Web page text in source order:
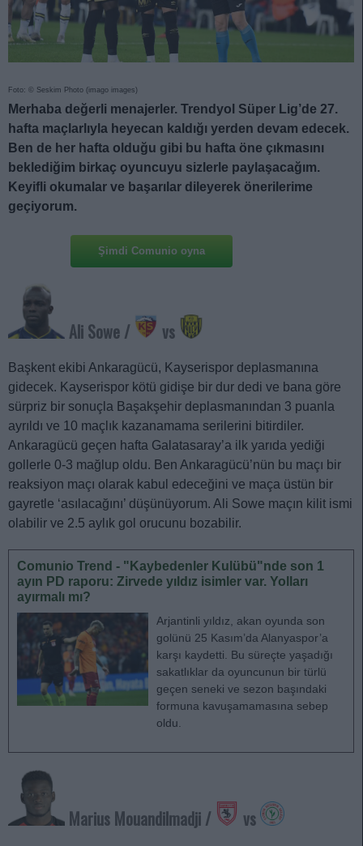
Foto: © Seskim Photo (imago images)
Merhaba değerli menajerler. Trendyol Süper Lig’de 27.
hafta maçlarlıyla heyecan kaldığı yerden devam edecek.
Ben de her hafta olduğu gibi bu hafta öne çıkmasını
beklediğim birkaç oyuncuyu sizlerle paylaşacağım.
Keyifli okumalar ve başarılar dileyerek önerilerime
geçiyorum.
Şimdi Comunio oyna
Ali Sowe / vs
Başkent ekibi Ankaragücü, Kayserispor deplasmanına
gidecek. Kayserispor kötü gidişe bir dur dedi ve bana göre
sürpriz bir sonuçla Başakşehir deplasmanından 3 puanla
ayrıldı ve 10 maçlık kazanamama serilerini bitirdiler.
Ankaragücü geçen hafta Galatasaray’a ilk yarıda yediği
gollerle 0-3 mağlup oldu. Ben Ankaragücü’nün bu maçı bir
reaksiyon maçı olarak kabul edeceğini ve maça üstün bir
gayretle ‘asılacağını’ düşünüyorum. Ali Sowe maçın kilit ismi
olabilir ve 2.5 aylık gol orucunu bozabilir.
Comunio Trend - "Kaybedenler Kulübü"nde son 1
ayın PD raporu: Zirvede yıldız isimler var. Yolları
ayırmalı mı?
Arjantinli yıldız, akan oyunda son
golünü 25 Kasım’da Alanyaspor’a
karşı kaydetti. Bu süreçte yaşadığı
sakatlıklar da oyuncunun bir türlü
geçen seneki ve sezon başındaki
formuna kavuşamamasına sebep
oldu.
Marius Mouandilmadji / vs